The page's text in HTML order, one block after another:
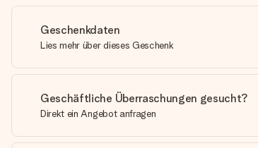
Geschenkdaten
Lies mehr über dieses Geschenk
Geschäftliche Überraschungen gesucht?
Direkt ein Angebot anfragen